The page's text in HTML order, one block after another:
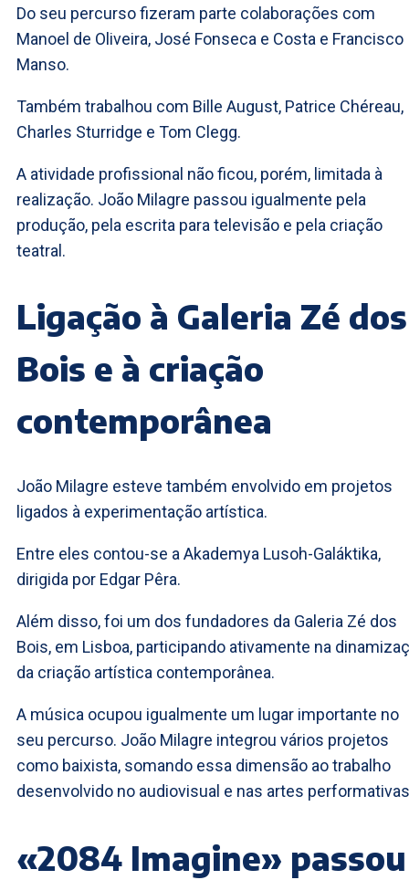
Do seu percurso fizeram parte colaborações com
Manoel de Oliveira, José Fonseca e Costa e Francisco
Manso.
Também trabalhou com Bille August, Patrice Chéreau,
Charles Sturridge e Tom Clegg.
A atividade profissional não ficou, porém, limitada à
realização. João Milagre passou igualmente pela
produção, pela escrita para televisão e pela criação
teatral.
Ligação à Galeria Zé dos
Bois e à criação
contemporânea
João Milagre esteve também envolvido em projetos
ligados à experimentação artística.
Entre eles contou-se a Akademya Lusoh-Galáktika,
dirigida por Edgar Pêra.
Além disso, foi um dos fundadores da Galeria Zé dos
Bois, em Lisboa, participando ativamente na
da criação artística contemporânea.
A música ocupou igualmente um lugar importante no
seu percurso. João Milagre integrou vários projetos
como baixista, somando essa dimensão ao trabalho
desenvolvido no audiovisual e nas artes
«2084 Imagine» passou